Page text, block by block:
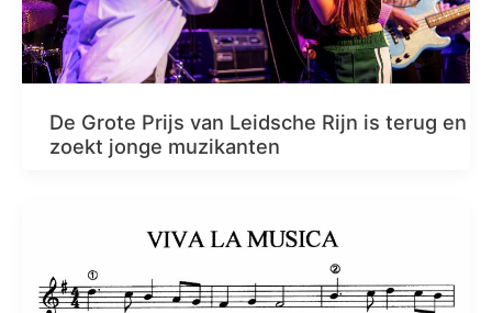
De Grote Prijs van Leidsche Rijn is terug en
zoekt jonge muzikanten